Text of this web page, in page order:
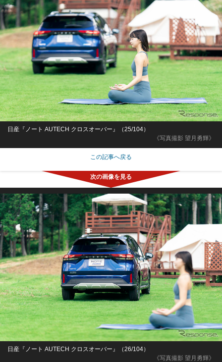
《写真撮影 望月勇輝》
日産『ノート AUTECH クロスオーバー』（25/104）
この記事へ戻る
《写真撮影 望月勇輝》
日産『ノート AUTECH クロスオーバー』（26/104）